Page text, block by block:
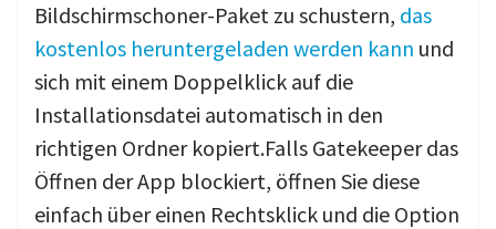
Bildschirmschoner-Paket zu schustern, das
kostenlos heruntergeladen werden kann und
sich mit einem Doppelklick auf die
Installationsdatei automatisch in den
richtigen Ordner kopiert.Falls Gatekeeper das
Öffnen der App blockiert, öffnen Sie diese
einfach über einen Rechtsklick und die Option